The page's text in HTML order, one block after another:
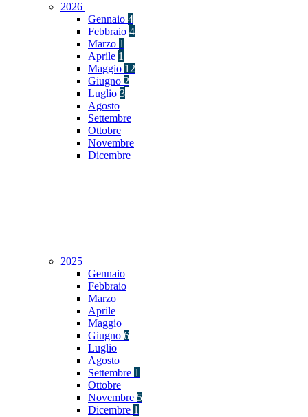
2026
Gennaio 4
Febbraio 4
Marzo 1
Aprile 1
Maggio 12
Giugno 2
Luglio 3
Agosto
Settembre
Ottobre
Novembre
Dicembre
2025
Gennaio
Febbraio
Marzo
Aprile
Maggio
Giugno 6
Luglio
Agosto
Settembre 1
Ottobre
Novembre 5
Dicembre 1